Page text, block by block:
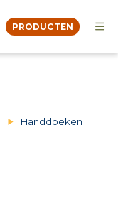
PRODUCTEN
Handdoeken